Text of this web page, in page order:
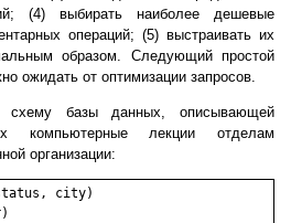
(4) выбирать наиболее дешевые
операций; (5) выстраивать их
образом. Следующий простой
ожидать от оптимизации запросов.
схему базы данных, описывающей
компьютерные лекции отделам
организации:
city)